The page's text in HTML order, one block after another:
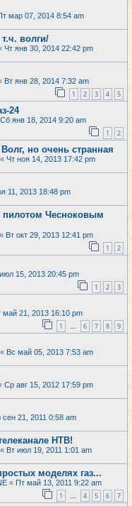
мар 07, 2014 8:54 am
волги/
Чт янв 30, 2014 22:42 pm
Вт янв 28, 2014 7:32 am
1 2 3 4 5
24
Сб янв 18, 2014 9:20 am
1 2
но очень странная
« Чт ноя 14, 2013 17:42 pm
11, 2013 18:48 pm
пилотом Чесноковым
« Вт окт 29, 2013 12:41 pm
1 2
15, 2013 20:45 pm
1 2 3
май 21, 2013 16:10 pm
1 … 6 7 8 9
« Вс май 05, 2013 7:53 am
Ср авг 15, 2012 17:59 pm
сен 21, 2011 0:58 am
НТВ!
« Вт июл 19, 2011 1:01 am
моделях газ...
« Пт май 13, 2011 9:22 am
1 … 4 5 6 7